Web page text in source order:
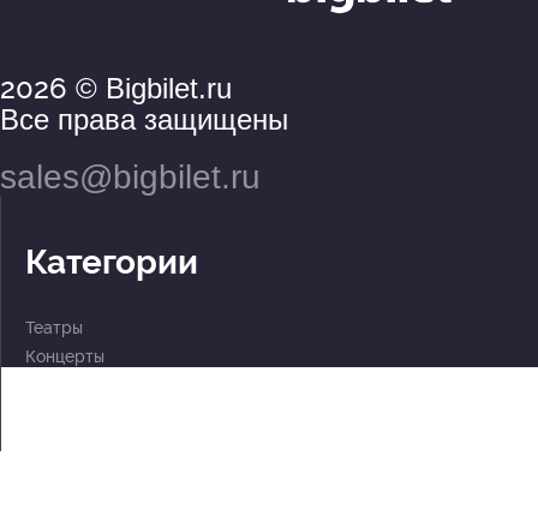
2026 © Bigbilet.ru
Все права защищены
sales@bigbilet.ru
Категории
Театры
Концерты